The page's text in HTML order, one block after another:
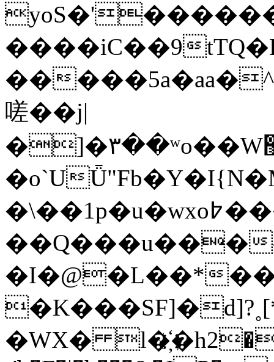
����iC��9
��
嗟��j|
�]�٣��ʷo��W޻���*>��n�{��[�x2�=�s6
�o`U
�\��1p�u�wxo߈�����)T:�� $��BM�󪚗��M�J%.KU�t���O/
��Q���u���
�I�@�L��*
�WX�